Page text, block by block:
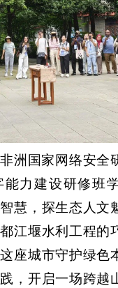
洲国家网络安全
力建设研修班
慧，探生态人文
江堰水利工程的
座城市守护绿色
，开启一场跨越